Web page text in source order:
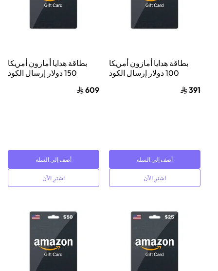
بطاقة هدايا أمازون أمريكا
100 دولار إرسال الكود
391
أضف إلى السلة
اشترِ الآن
بطاقة هدايا أمازون أمريكا
150 دولار إرسال الكود
609
أضف إلى السلة
اشترِ الآن